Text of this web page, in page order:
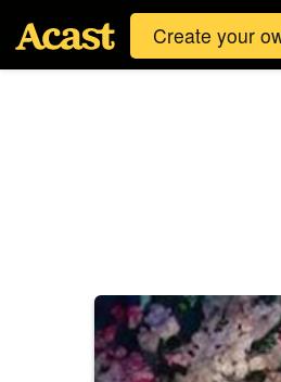
Create your